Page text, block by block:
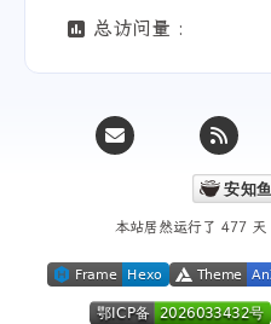
总访问量 :
本站居然运行了 477 天